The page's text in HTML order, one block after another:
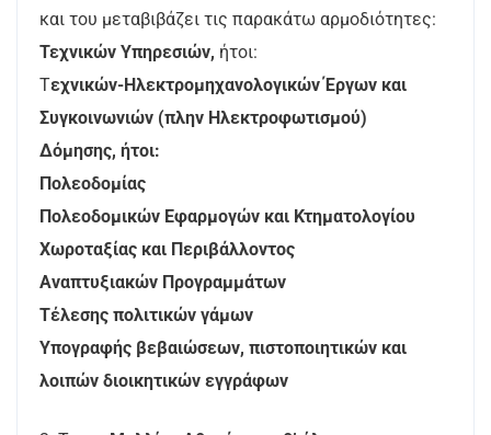
και του μεταβιβάζει τις παρακάτω αρμοδιότητες:
Τεχνικών Υπηρεσιών, ήτοι:
Τεχνικών-Ηλεκτρομηχανολογικών Έργων και
Συγκοινωνιών (πλην Ηλεκτροφωτισμού)
Δόμησης, ήτοι:
Πολεοδομίας
Πολεοδομικών Εφαρμογών και Κτηματολογίου
Χωροταξίας και Περιβάλλοντος
Αναπτυξιακών Προγραμμάτων
Τέλεσης πολιτικών γάμων
Υπογραφής βεβαιώσεων, πιστοποιητικών και
λοιπών διοικητικών εγγράφων